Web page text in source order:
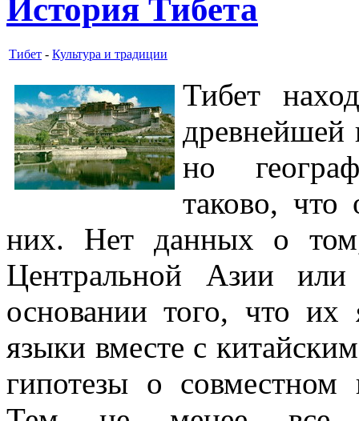
История Тибета
Тибет - Культура и традиции
Тибет
но
таково, что
них. Нет данных о
Центральной Азии
основании того, что их
языки вместе с
гипотезы о совместном